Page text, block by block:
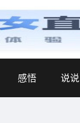
感悟 说说